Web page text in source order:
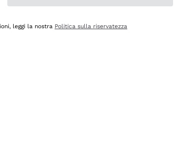
leggi la nostra Politica sulla riservatezza